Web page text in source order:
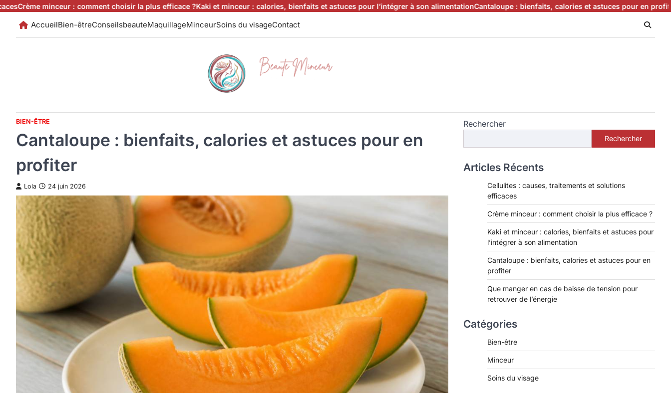
Skip
content
minceur : comment choisir la plus efficace ?Kaki et minceur : calories, bienfaits et astuces pour l’intégrer à son alimentationCantaloupe : bienfaits, calories et astuces pour en profiterQue
AccueilBien-êtreConseilsbeauteMaquillageMinceurSoins du visageContact
BIEN-ÊTRE
Cantaloupe : bienfaits, calories et astuces pour en
profiter
Lola 24 juin 2026
Rechercher
Rechercher
Articles Récents
Cellulites : causes, traitements et solutions
efficaces
Crème minceur : comment choisir la plus efficace ?
Kaki et minceur : calories, bienfaits et astuces pour
l’intégrer à son alimentation
Cantaloupe : bienfaits, calories et astuces pour en
profiter
Que manger en cas de baisse de tension pour
retrouver de l’énergie
Catégories
Bien-être
Minceur
Soins du visage